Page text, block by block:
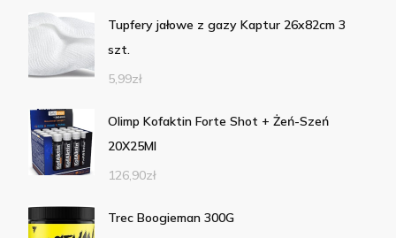
Tupfery jałowe z gazy Kaptur 26x82cm 3
szt.
5,99zł
Olimp Kofaktin Forte Shot + Żeń-Szeń
20X25Ml
126,90zł
Trec Boogieman 300G